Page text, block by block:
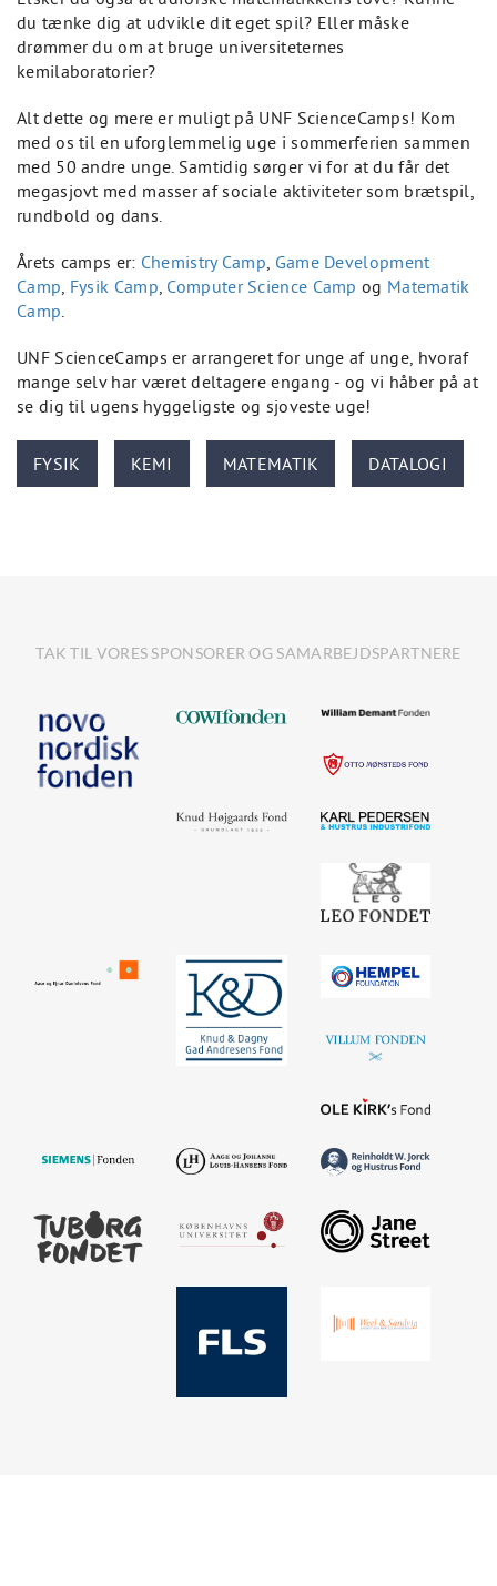
du tænke dig at udvikle dit eget spil? Eller måske
drømmer du om at bruge universiteternes
kemilaboratorier?
Alt dette og mere er muligt på UNF ScienceCamps! Kom
med os til en uforglemmelig uge i sommerferien sammen
med 50 andre unge. Samtidig sørger vi for at du får det
megasjovt med masser af sociale aktiviteter som brætspil,
rundbold og dans.
Årets camps er: Chemistry Camp, Game Development
Camp, Fysik Camp, Computer Science Camp og Matematik
Camp.
UNF ScienceCamps er arrangeret for unge af unge, hvoraf
mange selv har været deltagere engang - og vi håber på at
se dig til ugens hyggeligste og sjoveste uge!
FYSIK KEMI MATEMATIK DATALOGI
TAK TIL VORES SPONSORER OG SAMARBEJDSPARTNERE